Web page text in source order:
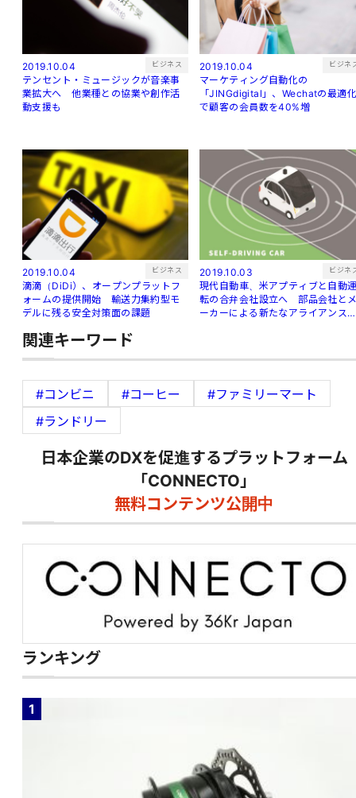
2019.10.04 ビジネス
テンセント・ミュージックが音楽事
業拡大へ 他業種との協業や創作活
動支援も
2019.10.04 ビジネ
マーケティング自動化の
「JINGdigital」、Wechatの最適
で顧客の会員数を40%増
2019.10.04 ビジネス
滴滴（DiDi）、オープンプラットフ
ォームの提供開始 輸送力集約型モ
デルに残る安全対策面の課題
2019.10.03 ビジネ
現代自動車、米アプティブと自動
転の合弁会社設立へ 部品会社と
ーカーによる新たなアライアンス
関連キーワード
#コンビニ #コーヒー
#ファミリーマート
#ランドリー
日本企業のDXを促進するプラットフォーム
「CONNECTO」
無料コンテンツ公開中
ランキング
1